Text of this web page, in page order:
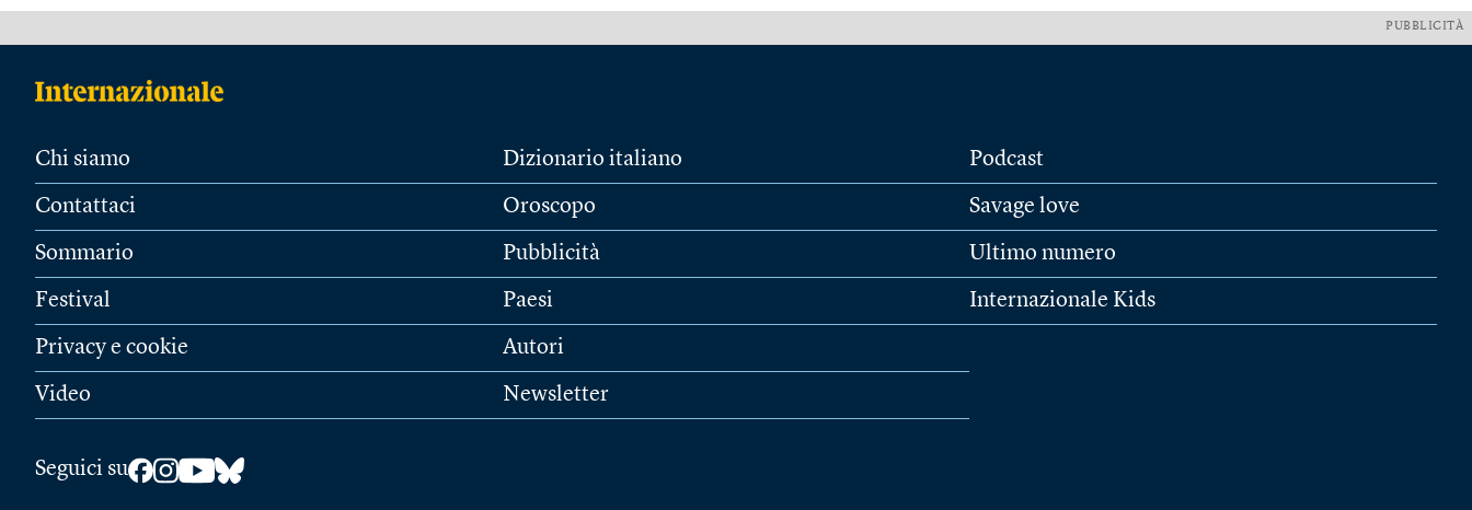
PUBBLICITÀ
Chi siamo
Contattaci
Sommario
Festival
Privacy e cookie
Video
Dizionario italiano
Oroscopo
Pubblicità
Paesi
Autori
Newsletter
Podcast
Savage love
Ultimo numero
Internazionale Kids
Seguici su